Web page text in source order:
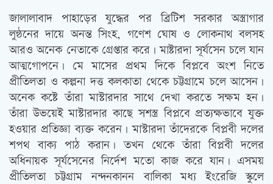
জালালাবাদ পাহাড়ের যুদ্ধের পর ব্রিটিশ সরকার অস্ত্রাগার
লুন্ঠনের দায়ে অনন্ত সিংহ, গণেশ ঘোষ ও লোকনাথ বলসহ
আরও অনেক নেতাকে গ্রেপ্তার করে। মাষ্টারদা সূর্যসেন চলে যান
আত্মগোপনে। মে মাসের প্রথম দিকে বিপ্লবে অংশ নিতে
প্রীতিলতা ও কল্পনা দত্ত কলকাতা থেকে চট্টগ্রামে চলে আসেন।
অনেক কষ্টে তাঁরা মাস্টারদার সাথে দেখা করতে সক্ষম হন।
তাঁরা উভয়েই মাস্টারদার কাছে সশস্ত্র বিপ্লবে প্রত্যক্ষভাবে যুক্ত
হওয়ার প্রতিজ্ঞা ব্যক্ত করেন। মাস্টারদা তাঁদেরকে বিপ্লবী দলের
শপথ বাক্য পাঠ করান। তখন থেকে তাঁরা বিপ্লবী দলের
অধিনায়ক সূর্যসেনের নির্দেশ মতো কাজ করে যান। এসময়
প্রীতিলতা চট্টগ্রাম নন্দনকানন বালিকা মধ্য ইংরেজি স্কুলে